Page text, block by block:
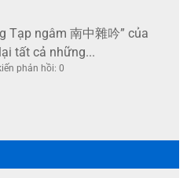
ngâm 南中雜吟” của
tất cả những...
phản hồi: 0